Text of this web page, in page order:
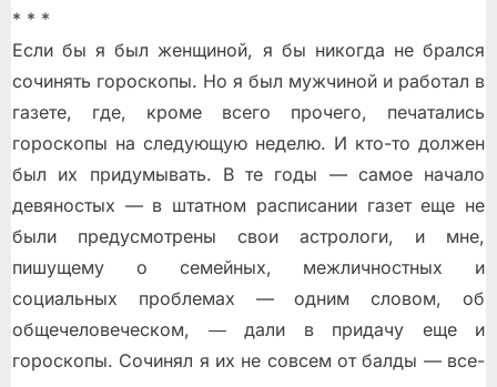
* * *
Если бы я был женщиной, я бы никогда не брался
сочинять гороскопы. Но я был мужчиной и работал в
газете, где, кроме всего прочего, печатались
гороскопы на следующую неделю. И кто-то должен
был их придумывать. В те годы — самое начало
девяностых — в штатном расписании газет еще не
были предусмотрены свои астрологи, и мне,
пишущему о семейных, межличностных и
социальных проблемах — одним словом, об
общечеловеческом, ― дали в придачу еще и
гороскопы. Сочинял я их не совсем от балды — все-